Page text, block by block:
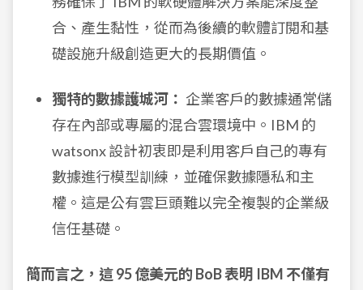
合、產生黏性，從而為後續的軟體訂閱和基
礎設施升級創造更大的長期價值。
獨特的數據護城河： 企業客戶的數據通常儲
存在內部或專屬的混合雲環境中。IBM 的
watsonx 設計初衷即是利用客戶自己的專有
數據進行模型訓練，並確保數據隱私和主
權。這是公有雲巨頭難以完全複製的企業級
信任基礎。
簡而言之，這 95 億美元的 BoB 表明 IBM 不僅有